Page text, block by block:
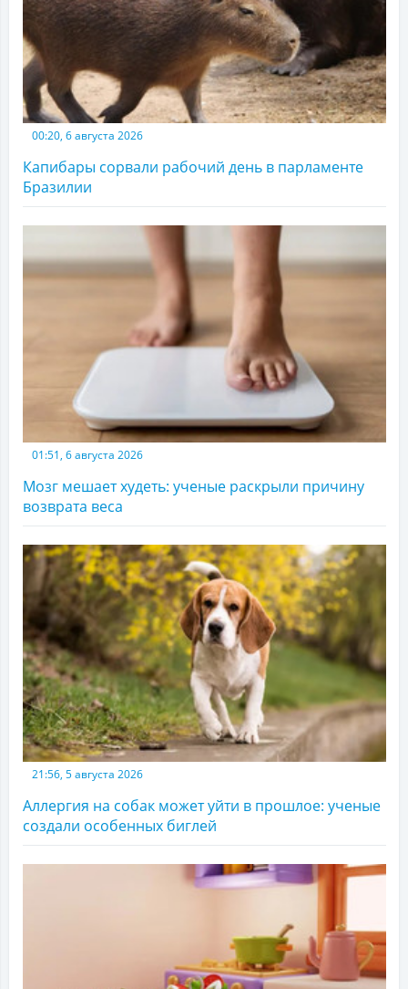
00:20, 6 августа 2026
Капибары сорвали рабочий день в парламенте
Бразилии
01:51, 6 августа 2026
Мозг мешает худеть: ученые раскрыли причину
возврата веса
21:56, 5 августа 2026
Аллергия на собак может уйти в прошлое: ученые
создали особенных биглей